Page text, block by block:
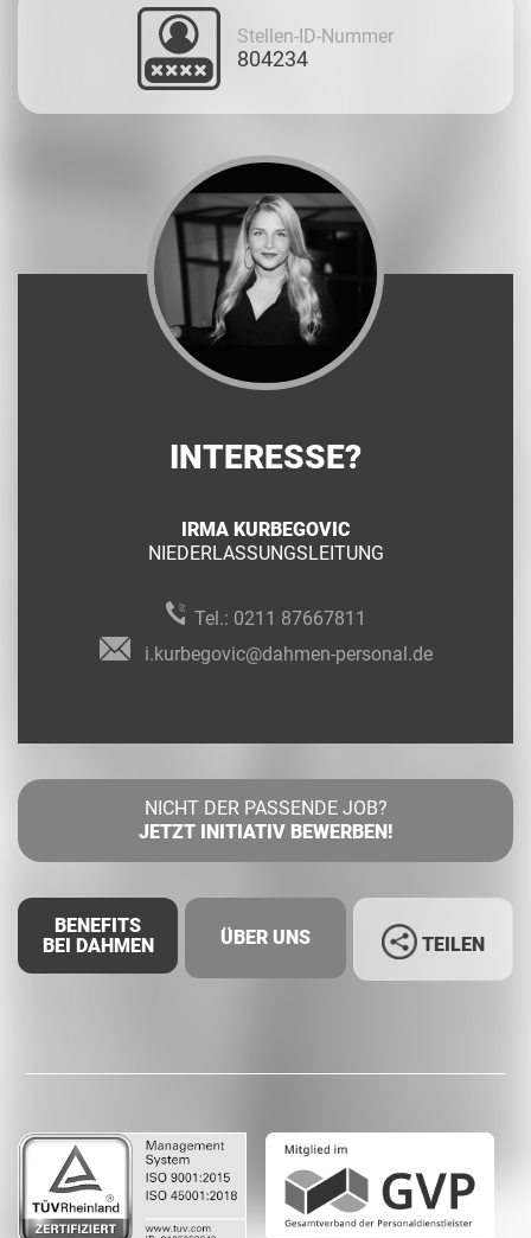
Stellen-ID-Nummer
804234
INTERESSE?
IRMA KURBEGOVIC
NIEDERLASSUNGSLEITUNG
Tel.: 0211 87667811
i.kurbegovic@dahmen-personal.de
NICHT DER PASSENDE JOB?
JETZT INITIATIV BEWERBEN!
BENEFITS
BEI DAHMEN
ÜBER UNS TEILEN